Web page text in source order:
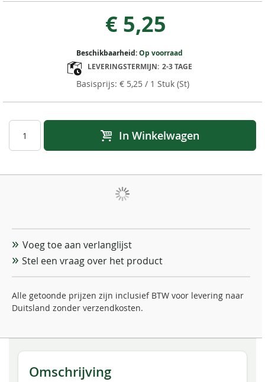
€ 5,25
€ 5,25/ 1 Stuk (St)
Beschikbaarheid:Op voorraad
LEVERINGSTERMIJN: 2-3 TAGE
In Winkelwagen
Voeg toe aan verlanglijst
Stel een vraag over het product
Alle getoonde prijzen zijn inclusief BTW voor levering naar
Duitsland zonder verzendkosten.
Omschrijving